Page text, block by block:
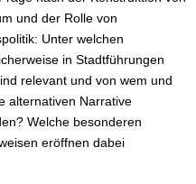
und der Rolle von
Unter welchen
in Stadtführungen
relevant und von wem und
alternativen Narrative
Welche besonderen
eröffnen dabei